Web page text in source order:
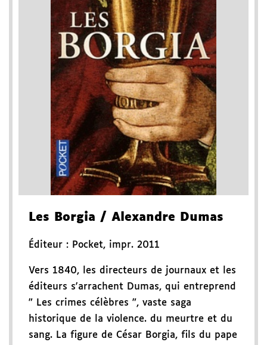
Les Borgia / Alexandre Dumas
Éditeur : Pocket, impr. 2011
Vers 1840, les directeurs de journaux et les
éditeurs s'arrachent Dumas, qui entreprend
" Les crimes célèbres ", vaste saga
historique de la violence. du meurtre et du
sang. La figure de César Borgia, fils du pape